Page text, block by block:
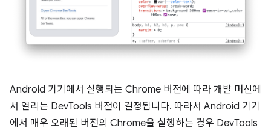
Android 기기에서 실행되는 Chrome 버전에 따라 개발 머신에
서 열리는 DevTools 버전이 결정됩니다. 따라서 Android 기기
에서 매우 오래된 버전의 Chrome을 실행하는 경우 DevTools